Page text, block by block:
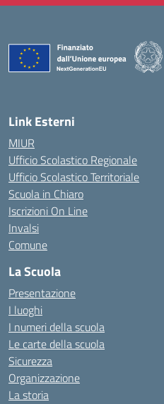
Link Esterni
MIUR
Ufficio Scolastico Regionale
Ufficio Scolastico Territoriale
Scuola in Chiaro
Iscrizioni On Line
Invalsi
Comune
La Scuola
Presentazione
I luoghi
I numeri della scuola
Le carte della scuola
Sicurezza
Organizzazione
La storia